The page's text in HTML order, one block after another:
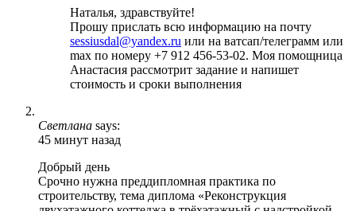
Наталья, здравствуйте!
Прошу прислать всю информацию на почту
sessiusdal@yandex.ru или на ватсап/телеграмм или
max по номеру +7 912 456-53-02. Моя помощница
Анастасия рассмотрит задание и напишет
стоимость и сроки выполнения
Светлана says:
45 минут назад
Добрый день
Срочно нужна преддипломная практика по
строительству, тема диплома «Реконструкция